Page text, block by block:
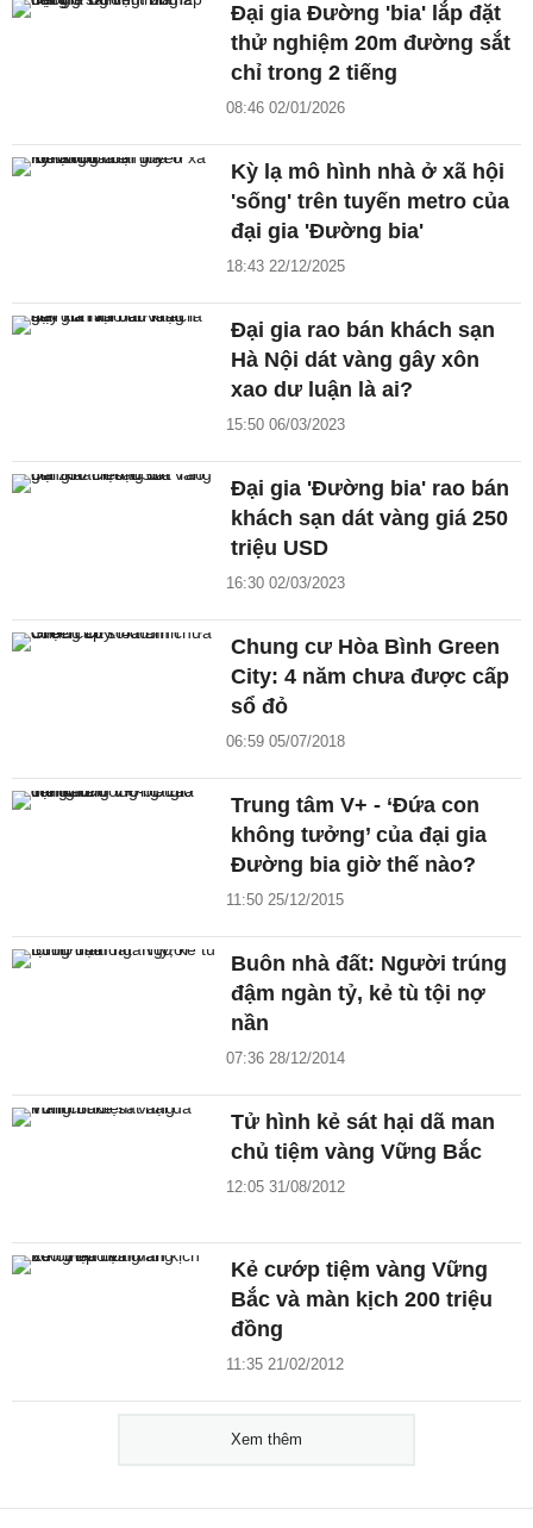
Đại gia Đường 'bia' lắp đặt
thử nghiệm 20m đường sắt
chỉ trong 2 tiếng
08:46 02/01/2026
Kỳ lạ mô hình nhà ở xã hội
'sống' trên tuyến metro của
đại gia 'Đường bia'
18:43 22/12/2025
Đại gia rao bán khách sạn
Hà Nội dát vàng gây xôn
xao dư luận là ai?
15:50 06/03/2023
Đại gia 'Đường bia' rao bán
khách sạn dát vàng giá 250
triệu USD
16:30 02/03/2023
Chung cư Hòa Bình Green
City: 4 năm chưa được cấp
sổ đỏ
06:59 05/07/2018
Trung tâm V+ - ‘Đứa con
không tưởng’ của đại gia
Đường bia giờ thế nào?
11:50 25/12/2015
Buôn nhà đất: Người trúng
đậm ngàn tỷ, kẻ tù tội nợ
nần
07:36 28/12/2014
Tử hình kẻ sát hại dã man
chủ tiệm vàng Vững Bắc
12:05 31/08/2012
Kẻ cướp tiệm vàng Vững
Bắc và màn kịch 200 triệu
đồng
11:35 21/02/2012
Xem thêm